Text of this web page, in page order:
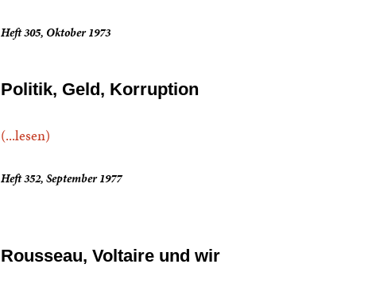
Heft 305, Oktober 1973
Politik, Geld, Korruption
(...lesen)
Heft 352, September 1977
Rousseau, Voltaire und wir